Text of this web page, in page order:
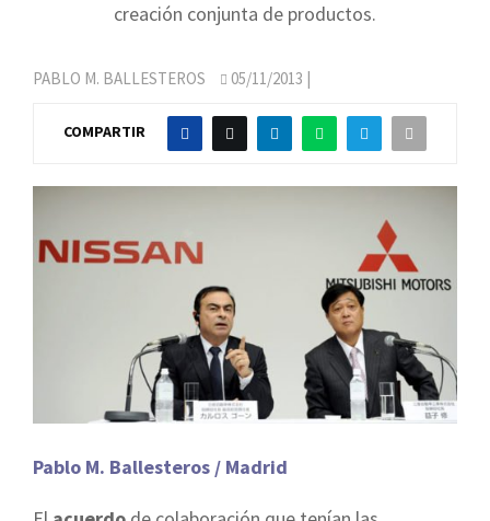
creación conjunta de productos.
PABLO M. BALLESTEROS 05/11/2013 |
COMPARTIR
Pablo M. Ballesteros / Madrid